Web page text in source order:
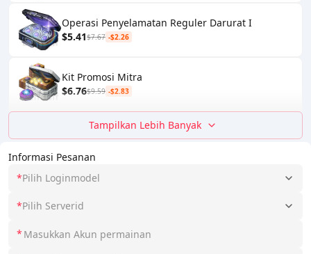
Informasi Pesanan
*Pilih Loginmodel
*Pilih Serverid
*
Operasi Penyelamatan Reguler Darurat I
$5.41$7.67 -$2.26
Kit Promosi Mitra
$6.76$9.59 -$2.83
Tampilkan Lebih Banyak